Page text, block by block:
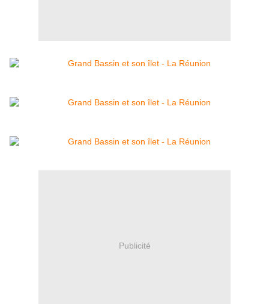
Publicité